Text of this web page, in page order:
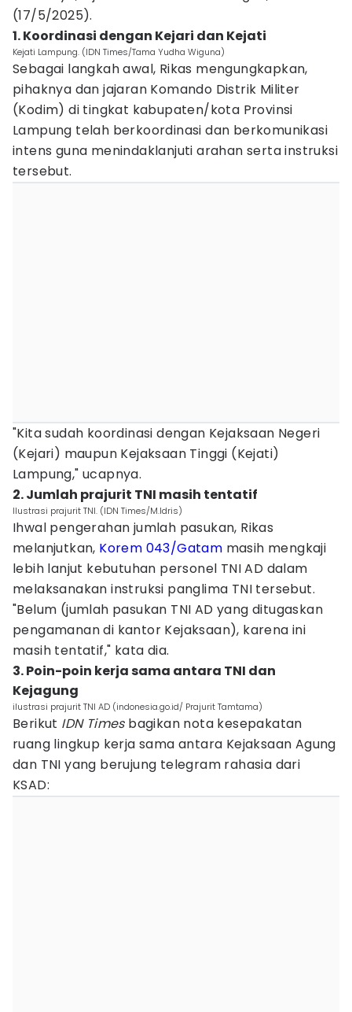
(17/5/2025).
1. Koordinasi dengan Kejari dan Kejati
Kejati Lampung. (IDN Times/Tama Yudha Wiguna)
Sebagai langkah awal, Rikas mengungkapkan,
pihaknya dan jajaran Komando Distrik Militer
(Kodim) di tingkat kabupaten/kota Provinsi
Lampung telah berkoordinasi dan berkomunikasi
intens guna menindaklanjuti arahan serta instruksi
tersebut.
"Kita sudah koordinasi dengan Kejaksaan Negeri
(Kejari) maupun Kejaksaan Tinggi (Kejati)
Lampung," ucapnya.
2. Jumlah prajurit TNI masih tentatif
Ilustrasi prajurit TNI. (IDN Times/M.Idris)
Ihwal pengerahan jumlah pasukan, Rikas
melanjutkan, Korem 043/Gatam masih mengkaji
lebih lanjut kebutuhan personel TNI AD dalam
melaksanakan instruksi panglima TNI tersebut.
"Belum (jumlah pasukan TNI AD yang ditugaskan
pengamanan di kantor Kejaksaan), karena ini
masih tentatif," kata dia.
3. Poin-poin kerja sama antara TNI dan
Kejagung
ilustrasi prajurit TNI AD (indonesia.go.id/ Prajurit Tamtama)
Berikut IDN Timesbagikan nota kesepakatan
ruang lingkup kerja sama antara Kejaksaan Agung
dan TNI yang berujung telegram rahasia dari
KSAD: